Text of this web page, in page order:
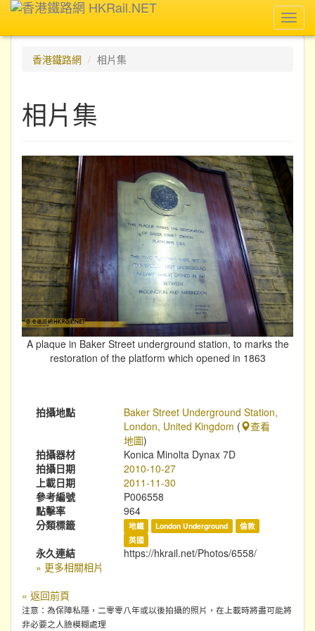
香港鐵路網
相片集
相片集
A plaque in Baker Street underground station, to marks the
restoration of the platform which opened in 1863
拍攝地點
Baker Street Underground Station,
London, United Kingdom (
查看
地圖)
拍攝器材
Konica Minolta Dynax 7D
拍攝日期
2010-10-27
上載日期
2011-11-30
參考編號
P006558
點擊率
964
分類標籤
地鐵 London Underground
倫敦
英國
永久連結
https://hkrail.net/Photos/6558/
» 更多相關相片
« 返回前頁
注意：為保障私隱，二零零八年或以後拍攝的照片，在上載時將盡可能將
非必要之人臉模糊處理